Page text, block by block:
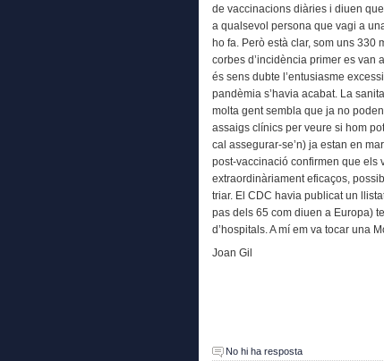
de vaccinacions diàries i diuen
a qualsevol persona que vagi a
ho fa. Però està clar, som uns 330
corbes d’incidència primer es van
és sens dubte l’entusiasme
pandèmia s’havia acabat. La
molta gent sembla que ja no
assaigs clínics per veure si hom
cal assegurar-se’n) ja estan en
post-vaccinació confirmen que els
extraordinàriament eficaços,
triar. El CDC havia publicat un
pas dels 65 com diuen a Europa)
d’hospitals. A mí em va tocar una
Joan Gil
No hi ha resposta